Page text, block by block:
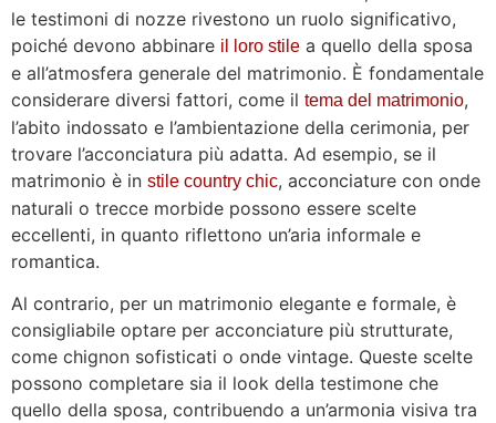
le testimoni di nozze rivestono un ruolo significativo,
poiché devono abbinare il loro stile a quello della sposa
e all’atmosfera generale del matrimonio. È fondamentale
considerare diversi fattori, come il tema del matrimonio,
l’abito indossato e l’ambientazione della cerimonia, per
trovare l’acconciatura più adatta. Ad esempio, se il
matrimonio è in stile country chic, acconciature con onde
naturali o trecce morbide possono essere scelte
eccellenti, in quanto riflettono un’aria informale e
romantica.
Al contrario, per un matrimonio elegante e formale, è
consigliabile optare per acconciature più strutturate,
come chignon sofisticati o onde vintage. Queste scelte
possono completare sia il look della testimone che
quello della sposa, contribuendo a un’armonia visiva tra